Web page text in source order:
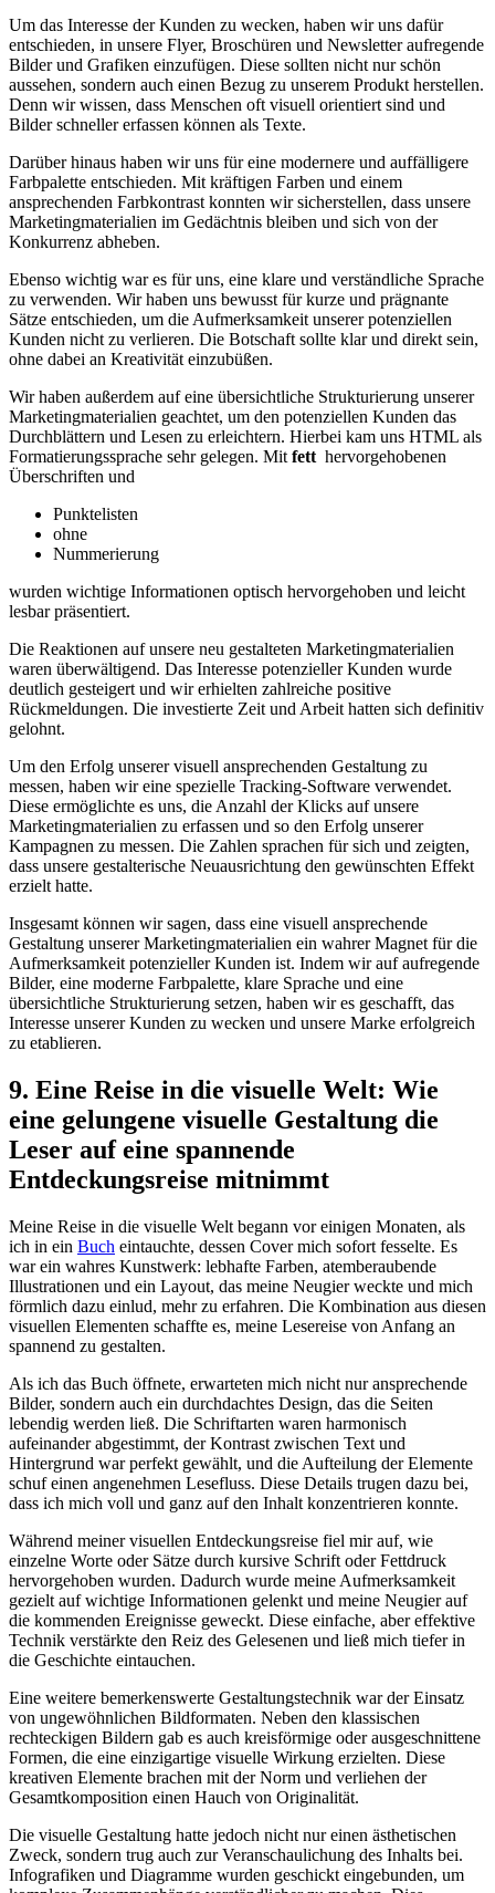
Um das Interesse ‌der ⁢Kunden‍ zu wecken, haben wir uns dafür
entschieden, in unsere Flyer, Broschüren und Newsletter aufregende‍
Bilder ‌und Grafiken ‍einzufügen. Diese sollten nicht nur schön
aussehen, sondern auch einen Bezug zu unserem Produkt herstellen.
Denn wir ⁣wissen, dass⁣ Menschen oft visuell orientiert sind und
Bilder schneller ​erfassen können als Texte.
Darüber hinaus ⁣haben wir uns für eine modernere und auffälligere
Farbpalette entschieden. Mit kräftigen Farben und einem
ansprechenden Farbkontrast konnten wir sicherstellen, dass unsere
Marketingmaterialien im Gedächtnis bleiben und sich von der
Konkurrenz abheben.
Ebenso wichtig war es für uns, eine ⁢klare ‍und verständliche Sprache⁣
zu verwenden. Wir haben uns bewusst für kurze und prägnante
Sätze entschieden, um die ‌Aufmerksamkeit unserer potenziellen
⁢Kunden nicht zu verlieren. ‍Die Botschaft sollte klar und direkt sein,
ohne dabei an Kreativität einzubüßen.
Wir ‍haben außerdem auf eine übersichtliche Strukturierung unserer
Marketingmaterialien geachtet,⁤ um den potenziellen Kunden⁣ das
Durchblättern und‌ Lesen zu erleichtern. Hierbei kam uns HTML als
Formatierungssprache sehr gelegen. Mit fett ⁤ hervorgehobenen
Überschriften und
Punktelisten
ohne
Nummerierung
wurden wichtige Informationen optisch‌ hervorgehoben und leicht
lesbar​ präsentiert.
Die Reaktionen⁤ auf ‌unsere neu gestalteten ⁣Marketingmaterialien
waren überwältigend. Das Interesse potenzieller Kunden wurde
‌deutlich gesteigert und wir erhielten zahlreiche positive
Rückmeldungen.‌ Die investierte Zeit und Arbeit hatten sich definitiv
gelohnt.
Um den Erfolg unserer visuell ansprechenden Gestaltung zu
messen, haben ⁣wir eine ⁤spezielle ⁣Tracking-Software verwendet. ​
Diese​ ermöglichte es ‌uns, ⁢die Anzahl der‍ Klicks auf unsere
Marketingmaterialien zu erfassen und so den Erfolg unserer
Kampagnen zu messen. Die ​Zahlen sprachen ⁣für sich‌ und zeigten,
dass ‍unsere gestalterische Neuausrichtung⁣ den gewünschten ‍Effekt
erzielt hatte.
Insgesamt können‌ wir sagen, dass eine visuell ansprechende
Gestaltung‌ unserer ⁤Marketingmaterialien ein wahrer ‌Magnet für ⁣die
‌Aufmerksamkeit potenzieller Kunden ist.⁤ Indem‍ wir auf aufregende
Bilder,⁤ eine moderne Farbpalette, klare Sprache ⁣und‌ eine
übersichtliche Strukturierung setzen,‌ haben wir es geschafft, das
Interesse unserer ⁤Kunden zu wecken und unsere‌ Marke erfolgreich
zu etablieren.
9. Eine Reise in​ die visuelle ⁢Welt: ‍Wie
eine⁢ gelungene visuelle⁣ Gestaltung die
Leser auf eine spannende
Entdeckungsreise mitnimmt
Meine Reise ​in die visuelle Welt⁢ begann ‍vor⁤ einigen Monaten, als
ich in ein Buch eintauchte, dessen ⁣Cover mich sofort ⁤fesselte. Es
‌war ein ⁢wahres Kunstwerk: ‍lebhafte Farben, atemberaubende
Illustrationen und ein Layout, das meine⁤ Neugier weckte und ‍mich
förmlich dazu einlud, mehr zu erfahren. Die ‍Kombination⁣ aus diesen
visuellen Elementen‍ schaffte es, meine Lesereise von Anfang an
spannend zu⁣ gestalten.
Als ich das Buch ‌öffnete, ⁣erwarteten mich nicht nur ansprechende‌
Bilder,⁣ sondern auch ein durchdachtes Design, das die ​Seiten⁢
lebendig‌ werden ließ. Die Schriftarten⁢ waren harmonisch
aufeinander abgestimmt, der ‌Kontrast zwischen Text und
Hintergrund war perfekt gewählt, und die Aufteilung der Elemente
schuf einen⁣ angenehmen Lesefluss.‍ Diese Details⁢ trugen⁣ dazu ‍bei,
dass ich mich voll und ganz auf den ⁣Inhalt konzentrieren konnte.
Während meiner visuellen Entdeckungsreise fiel mir auf, wie‍
einzelne⁢ Worte oder Sätze‌ durch kursive ‌Schrift oder ‍Fettdruck
hervorgehoben ⁤wurden. Dadurch wurde meine‌ Aufmerksamkeit
gezielt ⁣auf⁣ wichtige Informationen gelenkt und meine Neugier‍ auf
die kommenden Ereignisse ⁤geweckt. Diese einfache,​ aber ‌effektive
Technik ⁣verstärkte den Reiz ​des Gelesenen ⁢und ließ mich tiefer in
⁤die ‌Geschichte eintauchen.
Eine weitere bemerkenswerte​ Gestaltungstechnik war der Einsatz
von ungewöhnlichen Bildformaten. Neben den klassischen
rechteckigen Bildern gab es auch ⁤kreisförmige oder ausgeschnittene
Formen,‍ die eine einzigartige‌ visuelle ⁢Wirkung ‍erzielten. ⁤Diese
kreativen Elemente brachen mit der Norm und⁢ verliehen der‍
Gesamtkomposition einen Hauch von Originalität.
Die visuelle Gestaltung hatte jedoch nicht nur einen ästhetischen
Zweck, sondern ⁤trug auch zur ⁣Veranschaulichung des Inhalts⁢ bei.
Infografiken‍ und Diagramme‍ wurden geschickt eingebunden, um